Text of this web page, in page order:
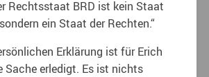
Rechtsstaat BRD ist kein Staat
ein Staat der Rechten.“
Erklärung ist für Erich
Sache erledigt. Es ist nichts